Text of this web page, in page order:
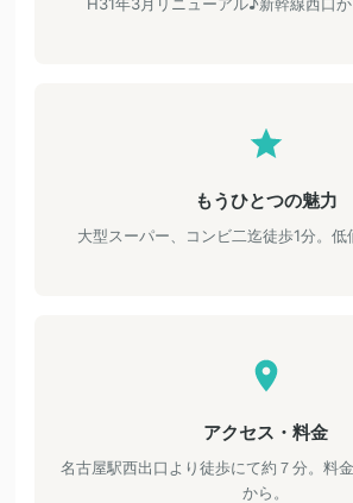
もうひとつの魅力
大型スーパー、コンビ二迄徒歩1分。低
アクセス・料金
名古屋駅西出口より徒歩にて約７分。料
から。